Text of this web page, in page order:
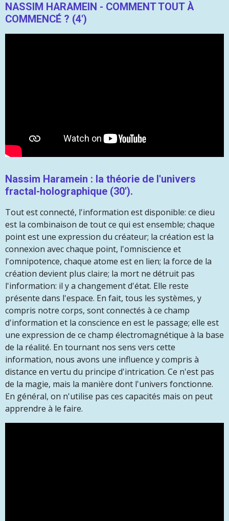
NASSIM HARAMEIN - COMMENT TOUT À
COMMENCÉ ? (4')
Nassim Haramein : la théorie de l'univers
fractal-holographique (30').
Tout est connecté, l'information est disponible: ce dieu
est la combinaison de tout ce qui est ensemble; chaque
point est une expression du créateur; la création est la
connexion avec chaque point, l'omniscience et
l'omnipotence, chaque atome est en lien; la force de la
création devient plus claire; la mort ne détruit pas
l'information: il y a changement d'état. Elle reste
présente dans l'espace. En fait, tous les systèmes, y
compris notre corps, sont connectés à ce champ
d'information et la conscience en est le passage; elle est
une expression de ce champ électromagnétique à la base
de la réalité. En tournant nos sens vers cette
information, nous avons une influence y compris à
distance en vertu du principe d'intrication. Ce n'est pas
de la magie, mais la manière dont l'univers fonctionne.
En général, on n'utilise pas ces capacités mais on peut
apprendre à le faire.